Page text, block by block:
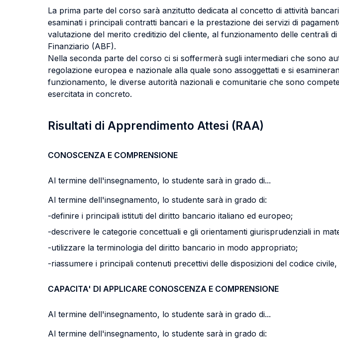
La prima parte del corso sarà anzitutto dedicata al concetto di attività
esaminati i principali contratti bancari e la prestazione dei servizi di
valutazione del merito creditizio del cliente, al funzionamento delle centrali
Finanziario (ABF).
Nella seconda parte del corso ci si soffermerà sugli intermediari che sono
regolazione europea e nazionale alla quale sono assoggettati e si
funzionamento, le diverse autorità nazionali e comunitarie che sono
esercitata in concreto.
Risultati di Apprendimento Attesi (RAA)
CONOSCENZA E COMPRENSIONE
Al termine dell'insegnamento, lo studente sarà in grado di...
Al termine dell'insegnamento, lo studente sarà in grado di:
-definire i principali istituti del diritto bancario italiano ed europeo;
-descrivere le categorie concettuali e gli orientamenti giurisprudenziali in
-utilizzare la terminologia del diritto bancario in modo appropriato;
-riassumere i principali contenuti precettivi delle disposizioni del codice
CAPACITA' DI APPLICARE CONOSCENZA E COMPRENSIONE
Al termine dell'insegnamento, lo studente sarà in grado di...
Al termine dell'insegnamento, lo studente sarà in grado di: